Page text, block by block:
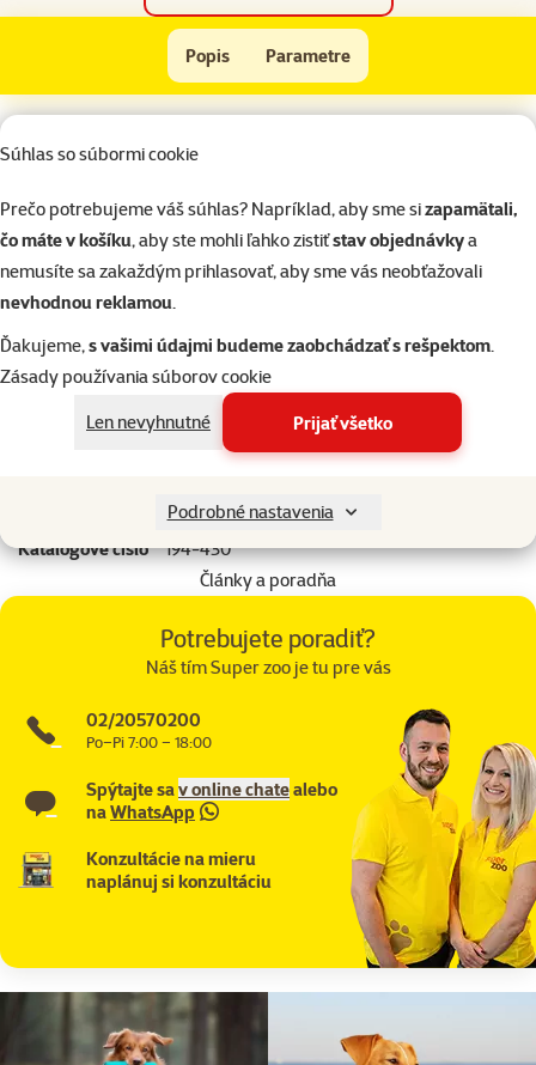
Súhlas so súbormi cookie
Prečo potrebujeme váš súhlas? Napríklad, aby sme sizapamätali,
čo máte v košíku, aby ste mohli ľahko zistiťstav objednávkya
nemusíte sa zakaždým prihlasovať, aby sme vás neobťažovali
nevhodnou reklamou.
Ďakujeme,s vašimi údajmi budeme zaobchádzať s rešpektom.
Zásady používania súborov cookie
Len nevyhnutné
Prijať všetko
Podrobné nastavenia
Vodidlo FLEXI Comfort Long červené L
Popis Parametre
Na začiatok stránky
Navíjacie vodidlá Flexi poskytujú Vášmu psovi potrebnú voľnosť
výbehu. Vďaka brzdiacemu systému, ktorý je možné ovládať jednou
rukou, máte svojho psa vždy pod kontrolou.
Dĺžka: 8 m.
Veľkosť psa
Veľký
Materiál
Plast
Červená
Flexi
Katalógové číslo
194-430
Články a poradňa
Potrebujete poradiť?
Náš tím Super zoo je tu pre vás
02/20570200
Po–Pi 7:00 – 18:00
Spýtajte sav online chatealebo
naWhatsApp
Konzultácie na mieru
naplánuj si konzultáciu